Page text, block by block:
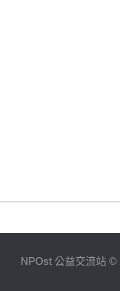
NPOst 公益交流站 ©